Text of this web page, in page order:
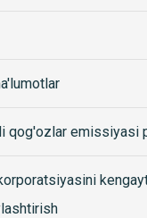
qog'ozlar emissiyasi